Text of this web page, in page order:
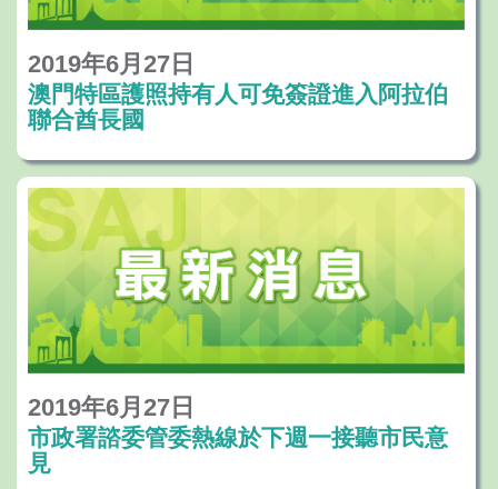
2019年6月27日
澳門特區護照持有人可免簽證進入阿拉伯
聯合酋長國
2019年6月27日
市政署諮委管委熱線於下週一接聽市民意
見